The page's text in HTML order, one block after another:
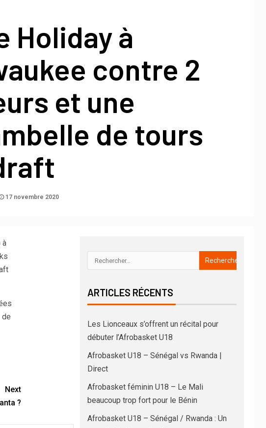
Holiday à
contre 2
et une
de tours
17 novembre 2020
à
de
Next
?
ARTICLES RÉCENTS
Les Lionceaux s’offrent un récital pour
débuter l’Afrobasket U18
Afrobasket U18 – Sénégal vs Rwanda |
Direct
Afrobasket féminin U18 – Le Mali
beaucoup trop fort pour le Bénin
Afrobasket U18 – Sénégal / Rwanda : Un